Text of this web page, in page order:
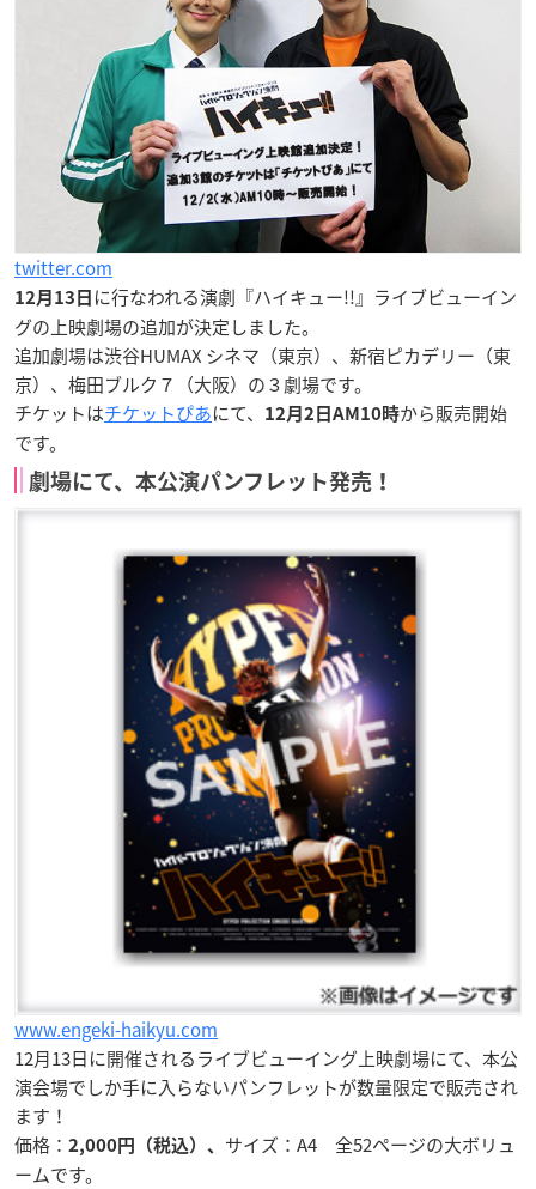
twitter.com
12月13日 に行なわれる演劇『ハイキュー!!』ライブビューイン
グの 上映劇場の追加が決定しました。
追加劇場は渋谷HUMAX シネマ（東京）、新宿ピカデリー（東
京）、梅田ブルク７（大阪） の３劇場です。
チケットはチケットぴあにて、 12月2日AM10時から販売開始
です。
劇場にて、本公演パンフレット発売！
www.engeki-haikyu.com
12月13日に開催されるライブビューイング上映劇場にて、本公
演会場でしか手に入らないパンフレットが数量限定で販売され
ます！
価格： 2,000円（税込）、 サイズ：A4 全52ページの大ボリュ
ームです。